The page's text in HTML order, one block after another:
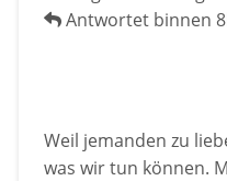
Antwortet binnen
Weil jemanden zu
was wir tun können.